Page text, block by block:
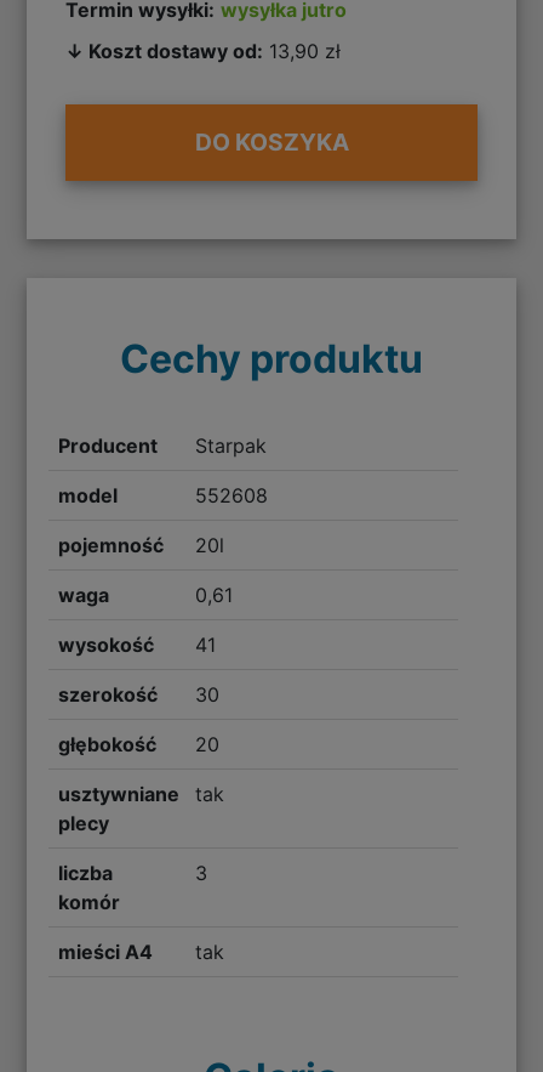
Termin wysyłki: wysyłka jutro
↓ Koszt dostawy od: 13,90 zł
DO KOSZYKA
Cechy produktu
Producent Starpak
model 552608
pojemność 20l
waga 0,61
wysokość 41
szerokość 30
głębokość 20
usztywniane
plecy
tak
liczba
komór
3
mieści A4 tak